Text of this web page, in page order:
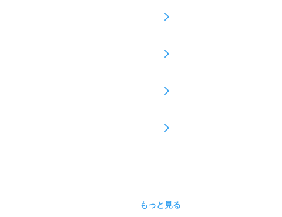
もっと見る